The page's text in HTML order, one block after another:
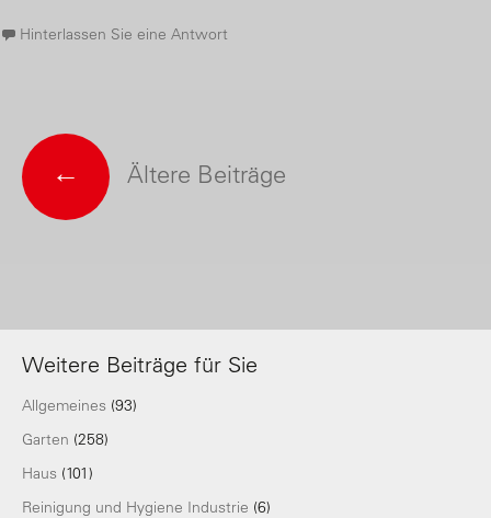
Hinterlassen Sie eine Antwort
Posts navigation
← Ältere Beiträge
Weitere Beiträge für Sie
Allgemeines (93)
Garten (258)
Haus (101)
Reinigung und Hygiene Industrie (6)